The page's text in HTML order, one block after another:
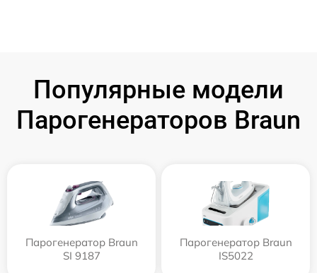
Популярные модели
Парогенераторов Braun
Парогенератор Braun
SI 9187
Парогенератор Braun
IS5022